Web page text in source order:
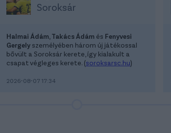
Soroksár
Halmai Ádám, Takács Ádám és Fenyvesi
Gergely személyében három új játékossal
bővült a Soroksár kerete, így kialakult a
csapat végleges kerete. (soroksarsc.hu)
2026-08-07 17:34